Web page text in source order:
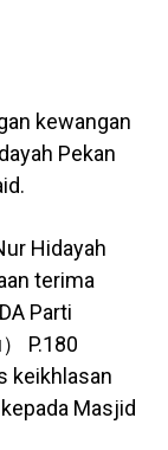
kewangan
Pekan
Hidayah
terima
Parti
P.180
keikhlasan
Masjid